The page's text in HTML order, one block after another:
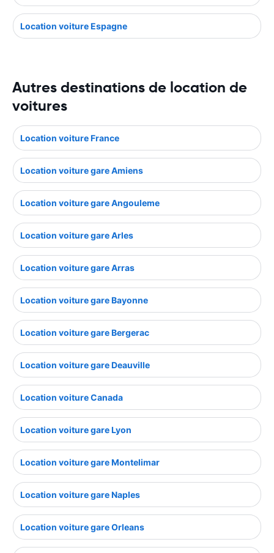
Location voiture Espagne
Autres destinations de location de
voitures
Location voiture France
Location voiture gare Amiens
Location voiture gare Angouleme
Location voiture gare Arles
Location voiture gare Arras
Location voiture gare Bayonne
Location voiture gare Bergerac
Location voiture gare Deauville
Location voiture Canada
Location voiture gare Lyon
Location voiture gare Montelimar
Location voiture gare Naples
Location voiture gare Orleans